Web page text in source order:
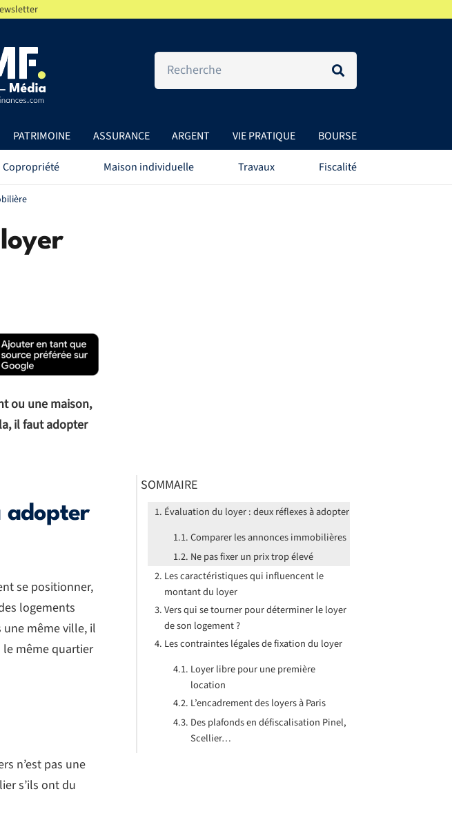
PATRIMOINE ASSURANCE ARGENT VIE PRATIQUE BOURSE
Copropriété Maison individuelle Travaux Fiscalité
ou une maison,
il faut adopter
adopter
se positionner,
logements
même ville, il
même quartier
n’est pas une
s’ils ont du
SOMMAIRE
Évaluation du loyer : deux réflexes à adopter
Comparer les annonces immobilières
Ne pas fixer un prix trop élevé
Les caractéristiques qui influencent le
montant du loyer
Vers qui se tourner pour déterminer le loyer
de son logement ?
Les contraintes légales de fixation du loyer
Loyer libre pour une première
location
L’encadrement des loyers à Paris
Des plafonds en défiscalisation Pinel,
Scellier…